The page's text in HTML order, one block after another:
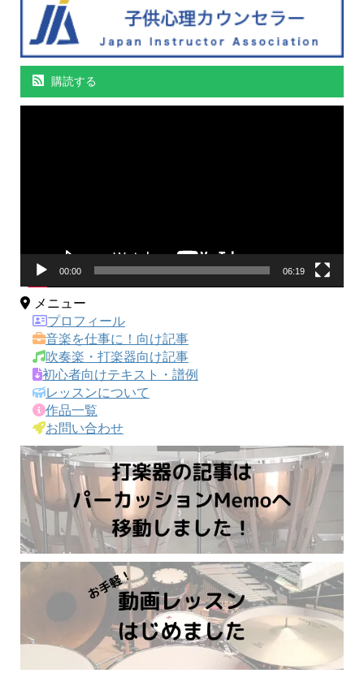
購読する
00:00 06:19
メニュー
プロフィール
音楽を仕事に！向け記事
吹奏楽・打楽器向け記事
初心者向けテキスト・譜例
レッスンについて
作品一覧
お問い合わせ